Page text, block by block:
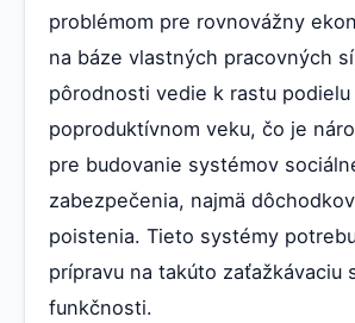
problémom pre rovnovážny
na báze vlastných pracovných
pôrodnosti vedie k rastu
poproduktívnom veku, čo je
pre budovanie systémov
zabezpečenia, najmä
poistenia. Tieto systémy
prípravu na takúto zaťažkávaciu
funkčnosti.